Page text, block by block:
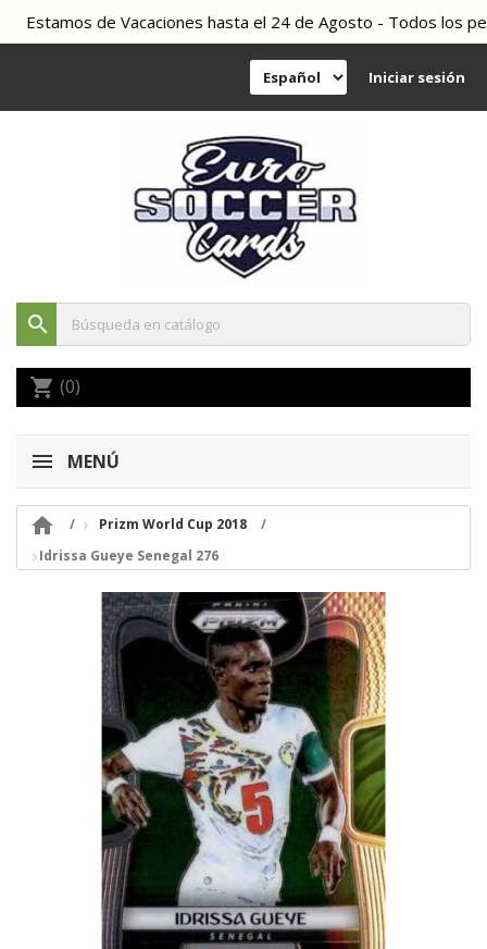
Estamos de Vacaciones hasta el 24 de Agosto - Todos los
Iniciar sesión
search
shopping_cart (0)
MENÚ

Prizm World Cup 2018
Idrissa Gueye Senegal 276